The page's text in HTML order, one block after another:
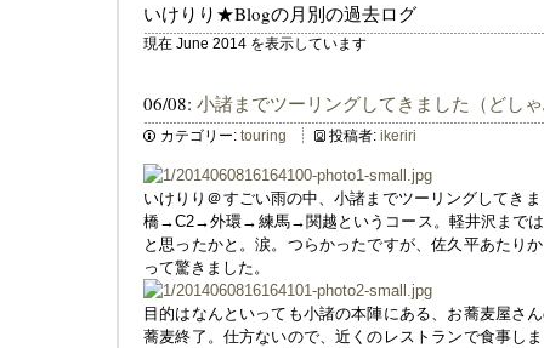
いけりり★Blogの月別の過去ログ
現在 June 2014 を表示しています
06/08: 小諸までツーリングしてきました（どし
カテゴリー: touring 投稿者: ikeriri
いけりり＠すごい雨の中、小諸までツーリングして
橋→C2→外環→練馬→関越というコース。軽井沢までは
と思ったかと。涙。つらかったですが、佐久平あたり
って驚きました。
目的はなんといっても小諸の本陣にある、お蕎麦屋さ
蕎麦終了。仕方ないので、近くのレストランで食事し